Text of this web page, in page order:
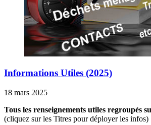
Informations Utiles (2025)
18 mars 2025
Tous les renseignements utiles regroupés
(cliquez sur les Titres pour déployer les infos)